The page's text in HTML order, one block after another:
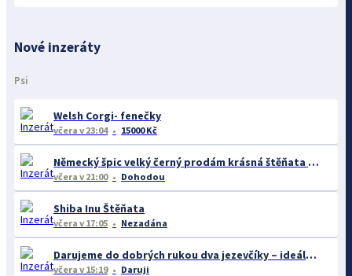
Nové inzeráty
Psi
Welsh Corgi- fenečky
včera v 23:04 15000 Kč
Německý špic velký černý prodám krásná štěňata s PP - rarita
včera v 21:00 Dohodou
Shiba Inu Štěňata
včera v 17:05 Nezadána
Darujeme do dobrých rukou dva jezevčíky – ideálně společně
včera v 15:19 Daruji